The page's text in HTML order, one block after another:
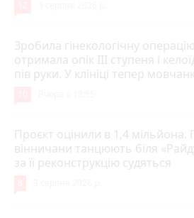
Зробила гінекологічну
отримала опік ІІІ ступеня і
пів руки. У клініці тепер
Проєкт оцінили в 1,4 мільйона.
вінничани танцюють біля
за її реконструкцію судяться